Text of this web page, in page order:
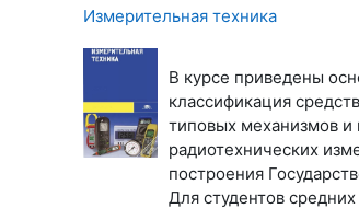
Измерительная техника
В курсе приведены
классификация
типовых механизмов
радиотехнических
построения
Для студентов